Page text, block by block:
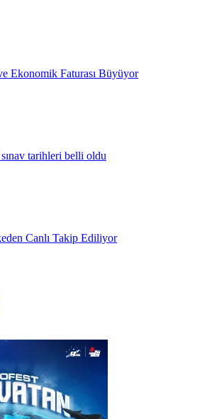
Ekonomik Faturası Büyüyor
tarihleri belli oldu
Canlı Takip Ediliyor